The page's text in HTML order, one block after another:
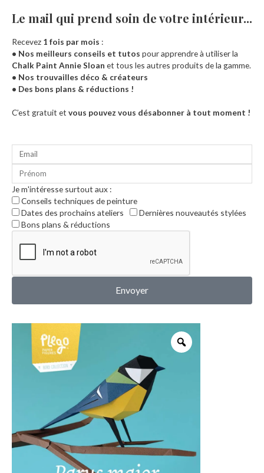
Accueil
Le mail qui prend soin de votre intérieur...​
Recevez 1 fois par mois :
• Nos meilleurs conseils et tutos pour apprendre à utiliser la
Chalk Paint Annie Sloan et tous les autres produits de la gamme.
• Nos trouvailles déco & créateurs
• Des bons plans & réductions !
C’est gratuit et vous pouvez vous désabonner à tout moment !
Je m'intéresse surtout aux :
Conseils techniques de peinture
Dates des prochains ateliers
Dernières nouveautés stylées
Bons plans & réductions
Envoyer